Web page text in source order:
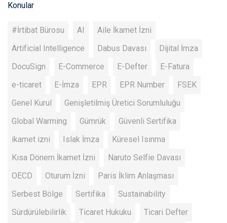
Konular
#İrtibat Bürosu AI
Aile İkamet İzni
Artificial Intelligence
Dabus Davası
Dijital İmza
DocuSign
E-Commerce E-Defter
E-Fatura
e-ticaret
E-İmza EPR EPR Number
FSEK
Genel Kurul
Genişletilmiş Üretici Sorumluluğu
Global Warming
Gümrük
Güvenli Sertifika
ikamet izni
Islak İmza
Küresel Isınma
Kısa Dönem İkamet İzni
Naruto Selfie Davası
OECD
Oturum İzni
Paris İklim Anlaşması
Serbest Bölge
Sertifika
Sustainability
Sürdürülebilirlik
Ticaret Hukuku Ticari Defter